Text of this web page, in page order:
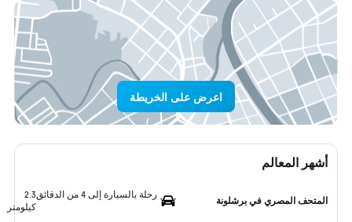
اعرض على الخريطة
أشهر المعالم
المتحف المصري في برشلونة
رحلة بالسيارة إلى 4 من الدقائق
2.3
كيلومتر